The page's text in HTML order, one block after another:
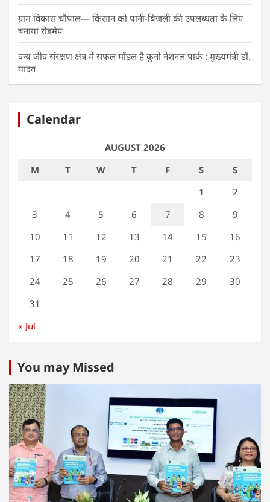
ग्राम विकास चौपाल— किसान को पानी-बिजली की उपलब्धता के लिए
बनाया रोडमैप
वन्य जीव संरक्षण क्षेत्र में सफल मॉडल है कूनो नेशनल पार्क : मुख्यमंत्री डॉ.
यादव
Calendar
AUGUST 2026
M
T W T F S
S
1
2
3
4 5 6 7 8
9
10
11 12 13 14 15
16
17
18 19 20 21 22
23
24
25 26 27 28 29
30
31
« Jul
You may Missed